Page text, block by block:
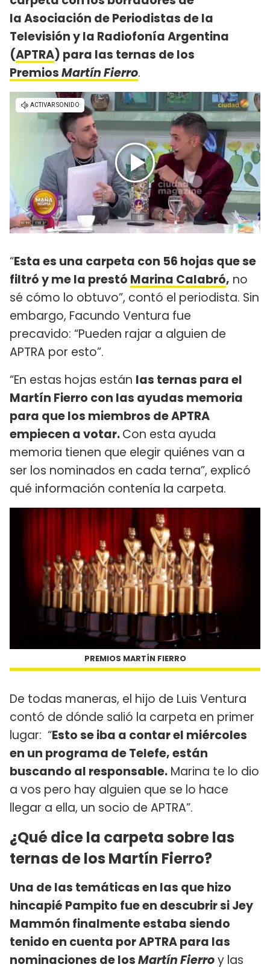
la Asociación de Periodistas de la
Televisión y la Radiofonía Argentina
(APTRA) para las ternas de los
PremiosMartín Fierro.
“Esta es una carpeta con 56 hojas que se
filtró y me la prestó Marina Calabró, no
sé cómo lo obtuvo”, contó el periodista. Sin
embargo, Facundo Ventura fue
precavido: “Pueden rajar a alguien de
APTRA por esto”.
“En estas hojas están las ternas para el
Martín Fierro con las ayudas memoria
para que los miembros de APTRA
empiecen a votar.Con esta ayuda
memoria tienen que elegir quiénes van a
ser los nominados en cada terna”, explicó
qué información contenía la carpeta.
PREMIOS MARTÍN FIERRO
De todas maneras, el hijo de Luis Ventura
contó de dónde salió la carpeta en primer
lugar: “Esto se iba a contar el miércoles
en un programa de Telefe, están
buscando al responsable. Marina te lo dio
a vos pero hay alguien que se lo hace
llegar a ella, un socio de APTRA”.
¿Qué dice la carpeta sobre las
ternas de los Martín Fierro?
Una de las temáticas en las que hizo
hincapié Pampito fue en descubrir si Jey
Mammón finalmente estaba siendo
tenido en cuenta por APTRA para las
nominaciones de losMartín Fierroy las